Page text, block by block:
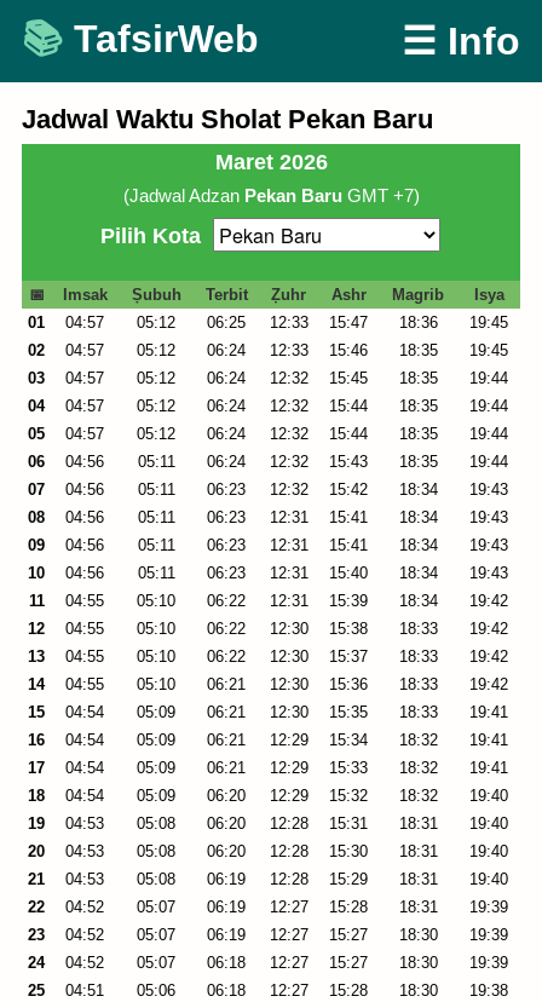
Skip
content
TafsirWeb ☰ Info
Jadwal Waktu Sholat Pekan Baru
Maret 2026
(Jadwal Adzan Pekan Baru GMT +7)
Pilih Kota
📅 Imsak Ṣubuh Terbit Ẓuhr Ashr Magrib
Isya
01
04:57 05:12 06:25 12:33 15:47 18:36
19:45
02
04:57 05:12 06:24 12:33 15:46 18:35
19:45
03
04:57 05:12 06:24 12:32 15:45 18:35
19:44
04
04:57 05:12 06:24 12:32 15:44 18:35
19:44
05
04:57 05:12 06:24 12:32 15:44 18:35
19:44
06
04:56 05:11 06:24 12:32 15:43 18:35
19:44
07
04:56 05:11 06:23 12:32 15:42 18:34
19:43
08
04:56 05:11 06:23 12:31 15:41 18:34
19:43
09
04:56 05:11 06:23 12:31 15:41 18:34
19:43
10
04:56 05:11 06:23 12:31 15:40 18:34
19:43
11
04:55 05:10 06:22 12:31 15:39 18:34
19:42
12
04:55 05:10 06:22 12:30 15:38 18:33
19:42
13
04:55 05:10 06:22 12:30 15:37 18:33
19:42
14
04:55 05:10 06:21 12:30 15:36 18:33
19:42
15
04:54 05:09 06:21 12:30 15:35 18:33
19:41
16
04:54 05:09 06:21 12:29 15:34 18:32
19:41
17
04:54 05:09 06:21 12:29 15:33 18:32
19:41
18
04:54 05:09 06:20 12:29 15:32 18:32
19:40
19
04:53 05:08 06:20 12:28 15:31 18:31
19:40
20
04:53 05:08 06:20 12:28 15:30 18:31
19:40
21
04:53 05:08 06:19 12:28 15:29 18:31
19:40
22
04:52 05:07 06:19 12:27 15:28 18:31
19:39
23
04:52 05:07 06:19 12:27 15:27 18:30
19:39
24
04:52 05:07 06:18 12:27 15:27 18:30
19:39
25
04:51 05:06 06:18 12:27 15:28 18:30
19:38